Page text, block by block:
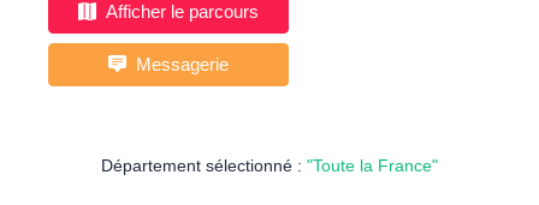
Afficher le parcours
Messagerie
Département sélectionné : "Toute la France"